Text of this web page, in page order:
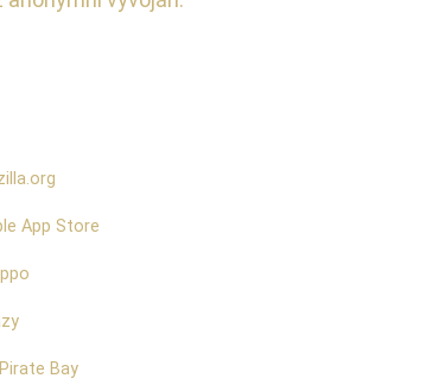
App Store
Bay